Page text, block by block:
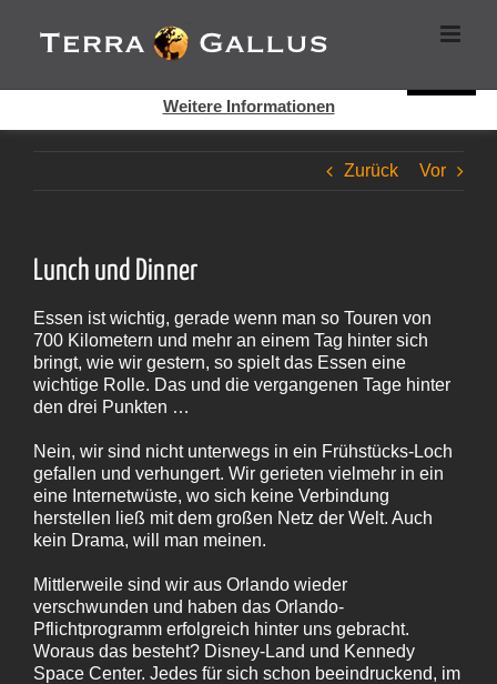
Inhalt
springen
Zurück Vor
Lunch und Dinner
Essen ist wichtig, gerade wenn man so Touren von
700 Kilometern und mehr an einem Tag hinter sich
bringt, wie wir gestern, so spielt das Essen eine
wichtige Rolle. Das und die vergangenen Tage hinter
den drei Punkten …
Nein, wir sind nicht unterwegs in ein Frühstücks-Loch
gefallen und verhungert. Wir gerieten vielmehr in ein
eine Internetwüste, wo sich keine Verbindung
herstellen ließ mit dem großen Netz der Welt. Auch
kein Drama, will man meinen.
Mittlerweile sind wir aus Orlando wieder
verschwunden und haben das Orlando-
Pflichtprogramm erfolgreich hinter uns gebracht.
Woraus das besteht? Disney-Land und Kennedy
Space Center. Jedes für sich schon beeindruckend, im
Cookies helfen auf auf dieser Seite bei der Bereitstellung der
Dienste. Durch die Nutzung dieser Webseite erklären Sie sich
Weitere Informationen